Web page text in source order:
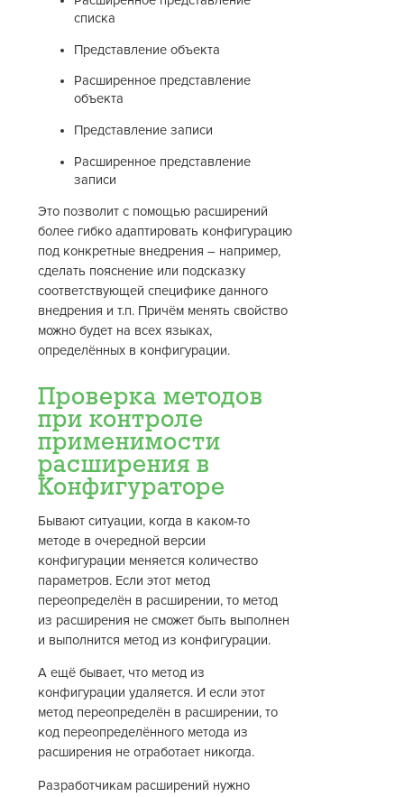
списка
Представление объекта
Расширенное представление
объекта
Представление записи
Расширенное представление
записи
Это позволит с помощью расширений
более гибко адаптировать конфигурацию
под конкретные внедрения – например,
сделать пояснение или подсказку
соответствующей специфике данного
внедрения и т.п. Причём менять свойство
можно будет на всех языках,
определённых в конфигурации.
Проверка методов
при контроле
применимости
расширения в
Конфигураторе
Бывают ситуации, когда в каком-то
методе в очередной версии
конфигурации меняется количество
параметров. Если этот метод
переопределён в расширении, то метод
из расширения не сможет быть выполнен
и выполнится метод из конфигурации.
А ещё бывает, что метод из
конфигурации удаляется. И если этот
метод переопределён в расширении, то
код переопределённого метода из
расширения не отработает никогда.
Разработчикам расширений нужно